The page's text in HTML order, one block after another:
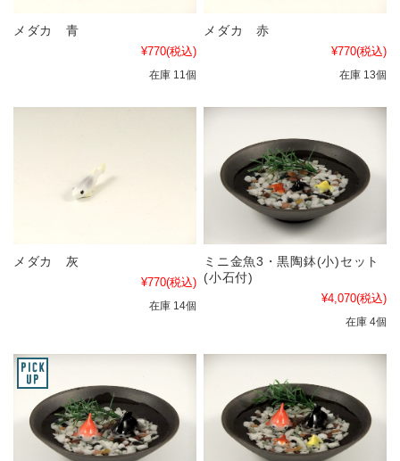
メダカ 青
¥770(税込)
在庫 11個
メダカ 赤
¥770(税込)
在庫 13個
メダカ 灰
¥770(税込)
在庫 14個
ミニ金魚3・黒陶鉢(小)セット
(小石付)
¥4,070(税込)
在庫 4個